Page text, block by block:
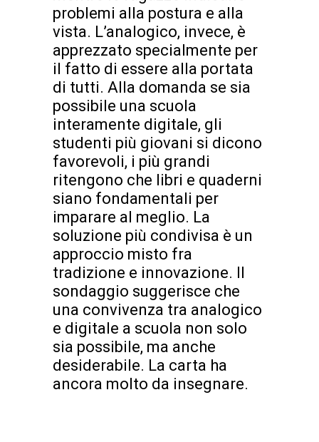
problemi alla postura e alla
vista. L’analogico, invece, è
apprezzato specialmente per
il fatto di essere alla portata
di tutti. Alla domanda se sia
possibile una scuola
interamente digitale, gli
studenti più giovani si dicono
favorevoli, i più grandi
ritengono che libri e quaderni
siano fondamentali per
imparare al meglio. La
soluzione più condivisa è un
approccio misto fra
tradizione e innovazione. Il
sondaggio suggerisce che
una convivenza tra analogico
e digitale a scuola non solo
sia possibile, ma anche
desiderabile. La carta ha
ancora molto da insegnare.